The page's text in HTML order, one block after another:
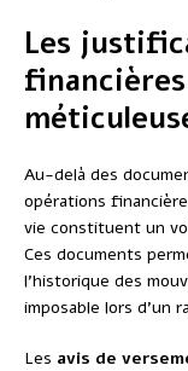
Les
Au-delà des
opérations
vie constituent un
Ces documents
l’historique des
imposable lors d’un
Les avis de